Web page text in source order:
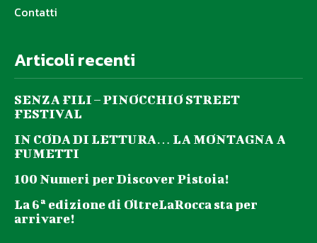
Contatti
Articoli recenti
SENZA FILI – PINOCCHIO STREET
FESTIVAL
IN CODA DI LETTURA… LA MONTAGNA A
FUMETTI
100 Numeri per Discover Pistoia!
La 6ª edizione di OltreLaRocca sta per
arrivare!